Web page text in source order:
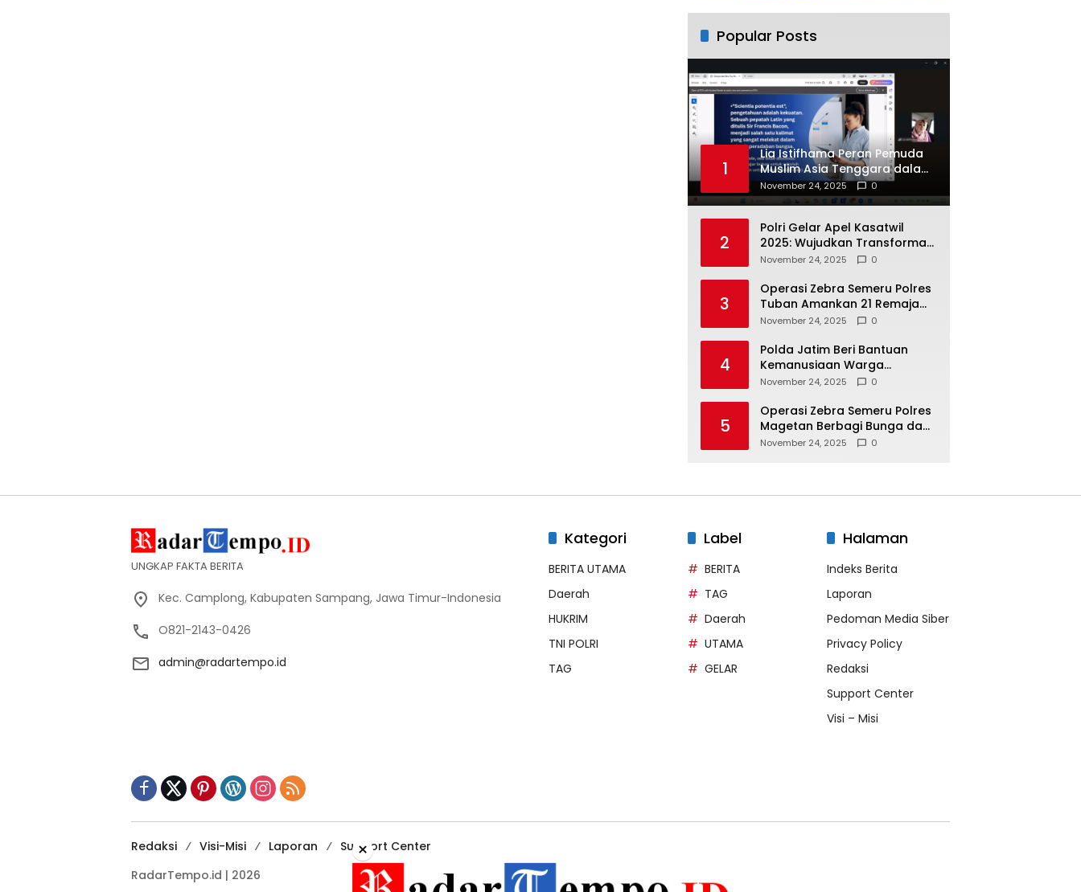
Popular Posts
1
Lia Istifhama Peran Pemuda
Muslim Asia Tenggara dalam
Inovasi dan Kolaborasi
Internasional
November 24, 2025 0
2
Polri Gelar Apel Kasatwil
2025: Wujudkan Transformasi
Polri yang Profesional untuk
November 24, 2025 0
3
Operasi Zebra Semeru Polres
Tuban Amankan 21 Remaja
Pelaku Balap Liar
November 24, 2025 0
4
Polda Jatim Beri Bantuan
Kemanusiaan Warga
Terdampak Erupsi Gunung
November 24, 2025 0
5
Operasi Zebra Semeru Polres
Magetan Berbagi Bunga dan
Coklat Ajak Warga Tertib
November 24, 2025 0
UNGKAP FAKTA BERITA
Kec. Camplong, Kabupaten Sampang, Jawa Timur-Indonesia
O821-2143-0426
admin@radartempo.id
Kategori
BERITA UTAMA
Daerah
HUKRIM
TNI POLRI
TAG
Label
BERITA
TAG
Daerah
UTAMA
GELAR
Halaman
Indeks Berita
Laporan
Pedoman Media Siber
Privacy Policy
Redaksi
Support Center
Visi – Misi
Redaksi Visi-Misi Laporan
Support Center
RadarTempo.id | 2026
×